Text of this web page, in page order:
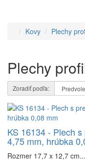
Kovy Plechy
Plechy
Zoradiť podľa:
KS 16134 - Plech
4,75 mm, hrúbka
Rozmer 17,7 x 12,7 cm...